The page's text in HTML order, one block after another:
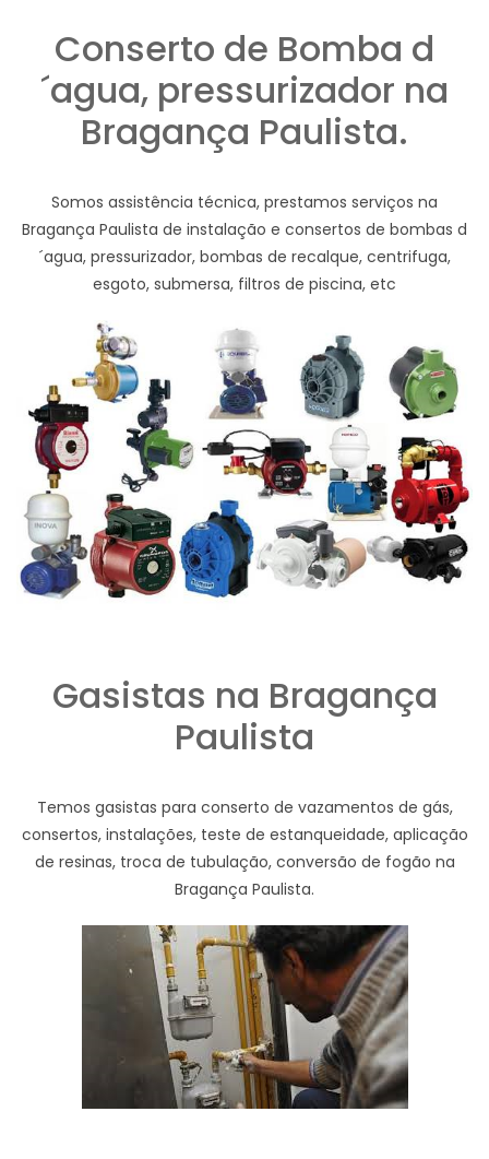
Conserto de Bomba d
´agua, pressurizador na
Bragança Paulista.
Somos assistência técnica, prestamos serviços na
Bragança Paulista de instalação e consertos de bombas d
´agua, pressurizador, bombas de recalque, centrifuga,
esgoto, submersa, filtros de piscina, etc
Gasistas na Bragança
Paulista
Temos gasistas para conserto de vazamentos de gás,
consertos, instalações, teste de estanqueidade, aplicação
de resinas, troca de tubulação, conversão de fogão na
Bragança Paulista.